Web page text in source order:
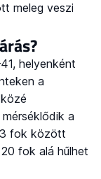
meleg veszi
helyenként
a
a
fok között
fok alá hűlhet